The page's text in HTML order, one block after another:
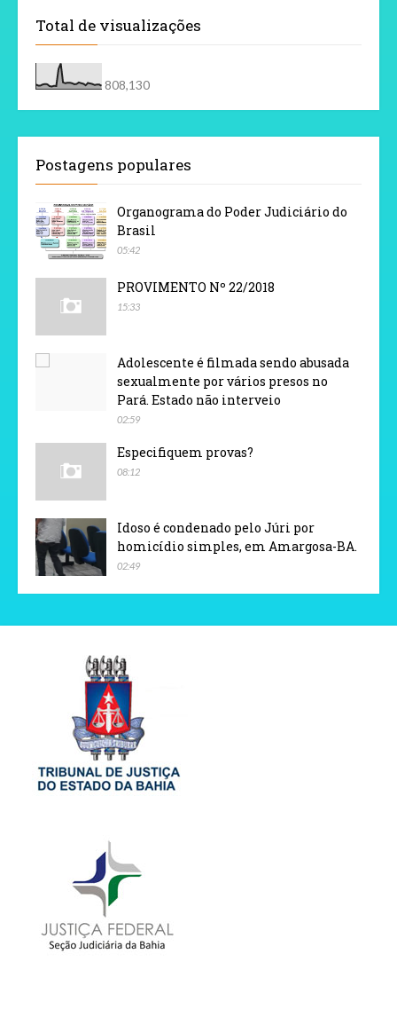
Total de visualizações
808,130
Postagens populares
Organograma do Poder Judiciário do
Brasil
05:42
PROVIMENTO Nº 22/2018
15:33
Adolescente é filmada sendo abusada
sexualmente por vários presos no
Pará. Estado não interveio
02:59
Especifiquem provas?
08:12
Idoso é condenado pelo Júri por
homicídio simples, em Amargosa-BA.
02:49